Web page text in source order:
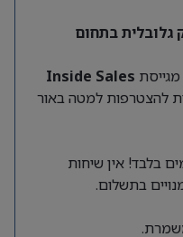
גלובלית בתחום
Inside Sales
להצטרפות למטה באור
בלבד! אין שיחות
בתשלום.